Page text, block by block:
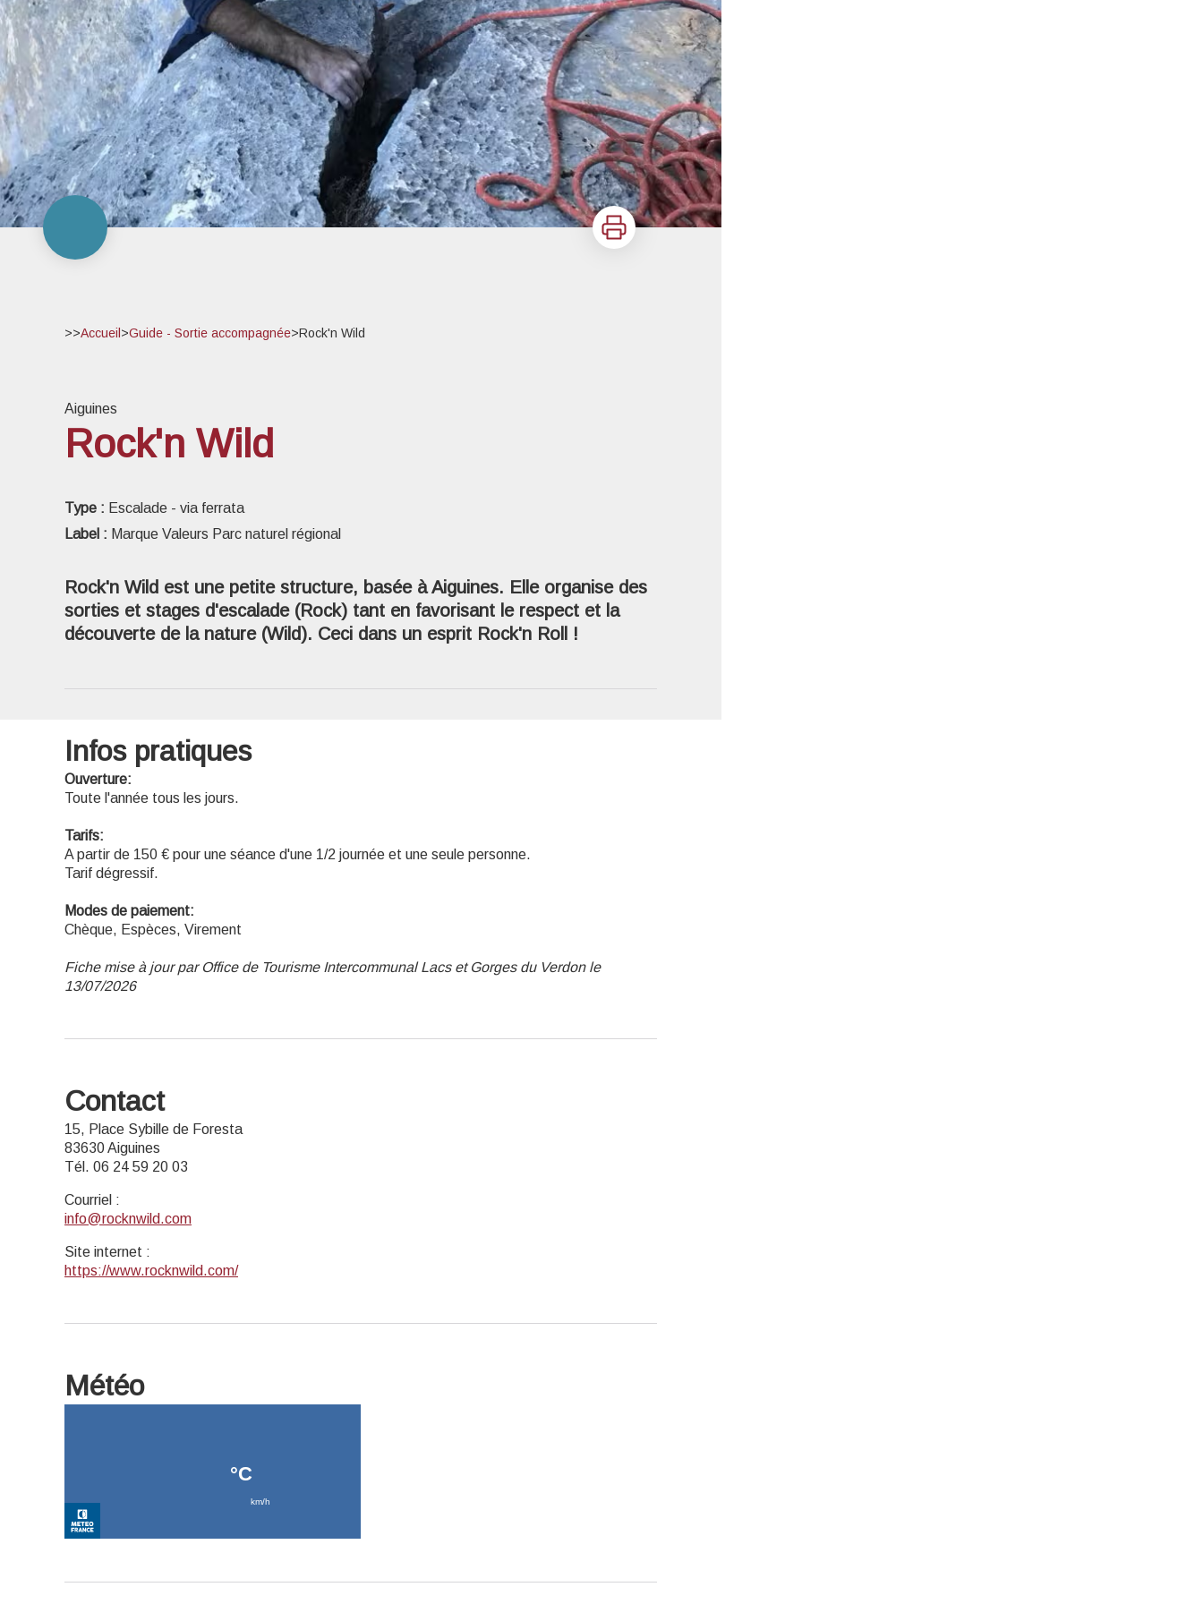
Imprimer
>>Accueil >Guide - Sortie accompagnée>Rock'n Wild
Aiguines
Rock'n Wild
Type : Escalade - via ferrata
Label : Marque Valeurs Parc naturel régional
Rock'n Wild est une petite structure, basée à Aiguines. Elle organise des
sorties et stages d'escalade (Rock) tant en favorisant le respect et la
découverte de la nature (Wild). Ceci dans un esprit Rock'n Roll !
Infos pratiques
Ouverture:
Toute l'année tous les jours.
Tarifs:
A partir de 150 € pour une séance d'une 1/2 journée et une seule personne.
Tarif dégressif.
Modes de paiement:
Chèque, Espèces, Virement
Fiche mise à jour par Office de Tourisme Intercommunal Lacs et Gorges du Verdon le
13/07/2026
Contact
15, Place Sybille de Foresta
83630 Aiguines
Tél. 06 24 59 20 03
Courriel :
info@rocknwild.com
Site internet :
https://www.rocknwild.com/
Météo